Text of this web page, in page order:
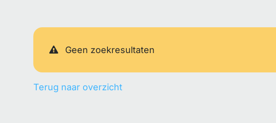
Geen zoekresultaten
Terug naar overzicht